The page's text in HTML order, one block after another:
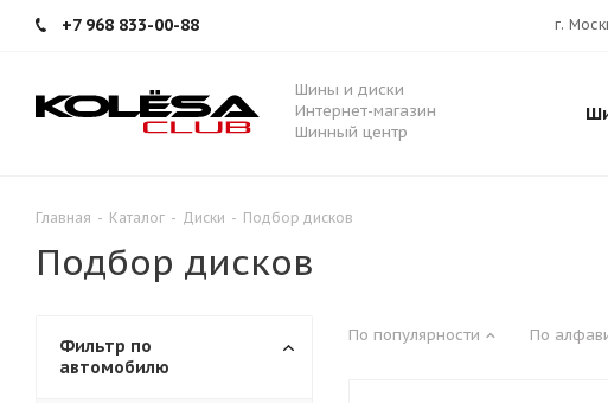
+7 968 833-00-88 г.
Шины и диски
Интернет-магазин
Шинный центр
Главная - Каталог - Диски - Подбор дисков
Подбор дисков
По популярности По
Фильтр по
автомобилю